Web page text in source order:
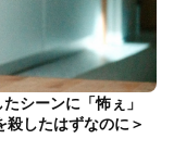
シーンに「怖ぇ」
殺したはずなのに＞